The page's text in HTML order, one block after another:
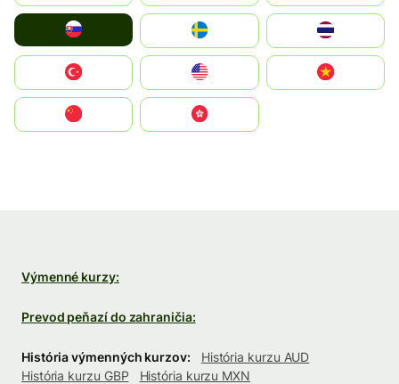
United States
中國香港特別行政區
Výmenné kurzy:
Prevod peňazí do zahraničia:
História výmenných kurzov:
História kurzu AUD
História kurzu GBP
História kurzu MXN